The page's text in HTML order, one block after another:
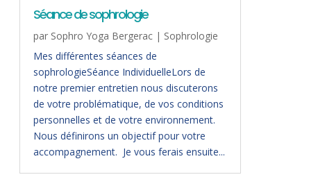
Séance de sophrologie
par Sophro Yoga Bergerac| Sophrologie
Mes différentes séances de
sophrologieSéance IndividuelleLors de
notre premier entretien nous discuterons
de votre problématique, de vos conditions
personnelles et de votre environnement.
Nous définirons un objectif pour votre
accompagnement. Je vous ferais ensuite...